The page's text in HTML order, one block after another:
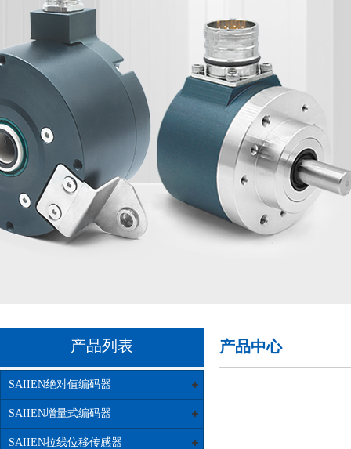
产品列表
SAIIEN绝对值编码器
SAIIEN增量式编码器
SAIIEN拉线位移传感器
产品中心